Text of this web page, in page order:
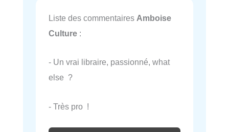
Liste des commentaires Amboise
Culture :
- Un vrai libraire, passionné, what
else ?
- Très pro !